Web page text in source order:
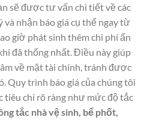
sẽ được tư vấn chi tiết về các
nhận báo giá cụ thể ngay từ
giờ phát sinh thêm chi phí ẩn
đã thống nhất. Điều này giúp
về mặt tài chính, tránh được
Quy trình báo giá của chúng tôi
tiêu chí rõ ràng như mức độ tắc
tắc nhà vệ sinh, bể phốt,